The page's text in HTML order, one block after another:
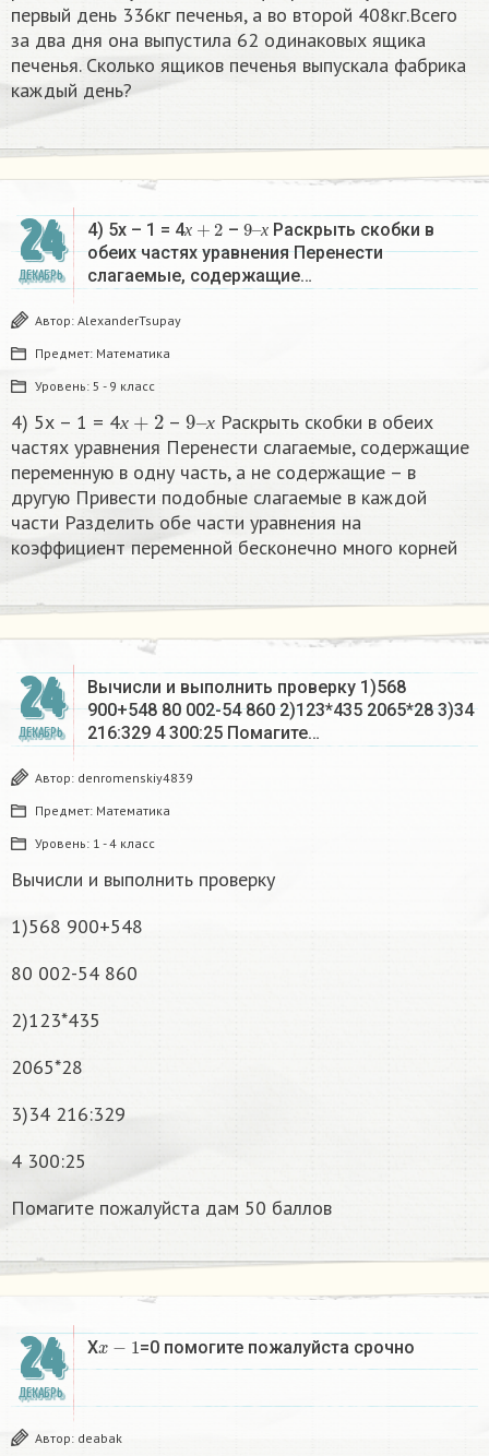
первый день 336кг печенья, а во второй 408кг.Всего
за два дня она выпустила 62 одинаковых ящика
печенья. Сколько ящиков печенья выпускала фабрика
каждый день?
24
ДЕКАБРЬ
4) 5х – 1 = 4х
х+2 – х
9–
х
Раскрыть скобки в
обеих частях уравнения Перенести
слагаемые, содержащие…
Автор: AlexanderTsupay
Предмет: Математика
Уровень: 5 - 9 класс
4) 5х – 1 = 4х – х
9
х
Раскрыть скобки в обеих
частях уравнения Перенести слагаемые, содержащие
переменную в одну часть, а не содержащие – в
другую Привести подобные слагаемые в каждой
части Разделить обе части уравнения на
коэффициент переменной бесконечно много корней​
24
ДЕКАБРЬ
Вычисли и выполнить проверку 1)568
900+548 80 002-54 860 2)123*435 2065*28 3)34
216:329 4 300:25 Помагите…
Автор: denromenskiy4839
Предмет: Математика
Уровень: 1 - 4 класс
Вычисли и выполнить проверку
1)568 900+548
80 002-54 860
2)123*435
2065*28
3)34 216:329
4 300:25
Помагите пожалуйста дам 50 баллов
24
ДЕКАБРЬ
Xx−1 =0 помогите пожалуйста срочно
Автор: deabak